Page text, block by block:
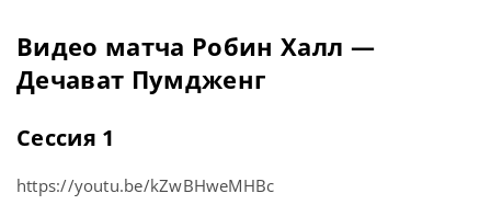
Видео матча Робин Халл —
Дечават Пумдженг
Сессия 1
https://youtu.be/kZwBHweMHBc